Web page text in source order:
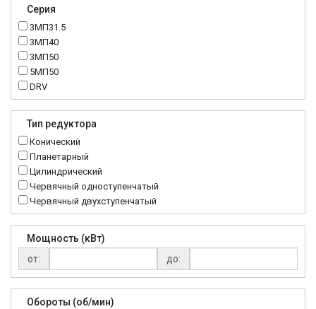
Серия
3МП31.5
3МП40
3МП50
5МП50
DRV
K..DR
MTC
NMRV
RC
Тип редуктора
Конический
Планетарный
Цилиндрический
Червячный одноступенчатый
Червячный двухступенчатый
Мощность (кВт)
от:
до:
Обороты (об/мин)